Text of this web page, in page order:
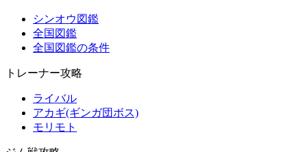
シンオウ図鑑
全国図鑑
全国図鑑の条件
トレーナー攻略
ライバル
アカギ(ギンガ団ボス)
モリモト